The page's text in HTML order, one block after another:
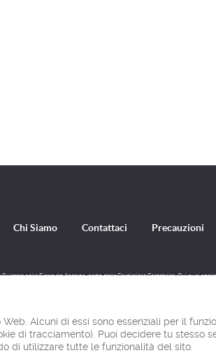
Chi Siamo Contattaci Precauzioni
nella Sierra de Ancares, parte della Cordigliera Cantabrica. Qui puoi
© Ibereffect S.L. 2011 -
Tutti i diritti riservati.
Alcuni di essi sono essenziali per il
di tracciamento). Puoi decidere tu stesso
di utilizzare tutte le funzionalità del sito.